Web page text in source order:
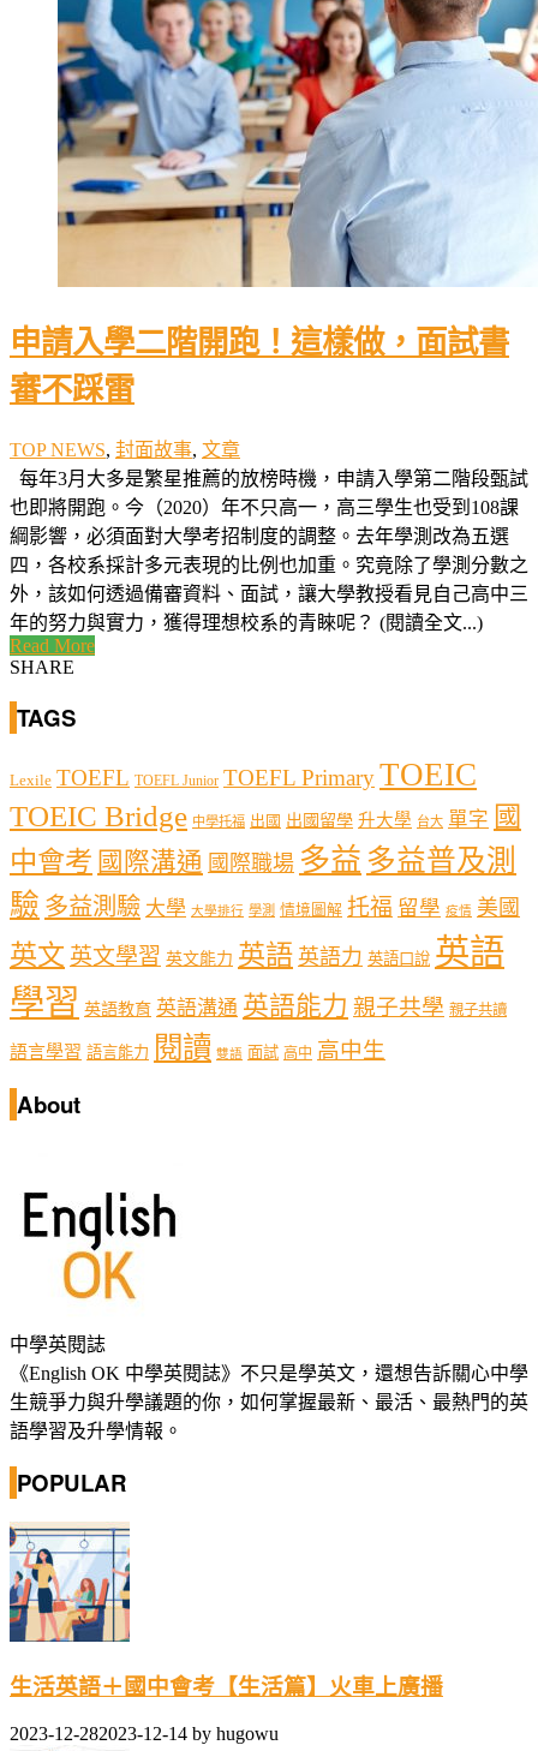
申請入學二階開跑！這樣做，面試書
審不踩雷
TOP NEWS, 封面故事, 文章
每年3月大多是繁星推薦的放榜時機，申請入學第二階段甄試
也即將開跑。今（2020）年不只高一，高三學生也受到108課
綱影響，必須面對大學考招制度的調整。去年學測改為五選
四，各校系採計多元表現的比例也加重。究竟除了學測分數之
外，該如何透過備審資料、面試，讓大學教授看見自己高中三
年的努力與實力，獲得理想校系的青睞呢？ (閱讀全文...)
Read More
SHARE
TAGS
Lexile TOEFL TOEFL Junior TOEFL PrimaryTOEIC
TOEIC Bridge 中學托福 出國 出國留學 升大學 台大 單字 國
中會考 國際溝通 國際職場 多益 多益普及測
驗 多益測驗 大學 大學排行 學測 情境圖解 托福 留學 疫情 美國
英文 英文學習 英文能力 英語 英語力 英語口說 英語
學習 英語教育 英語溝通 英語能力 親子共學 親子共讀
語言學習 語言能力 閱讀 雙語 面試 高中 高中生
About
中學英閱誌
《English OK 中學英閱誌》不只是學英文，還想告訴關心中學
生競爭力與升學議題的你，如何掌握最新、最活、最熱門的英
語學習及升學情報。
POPULAR
生活英語＋國中會考【生活篇】火車上廣播
2023-12-282023-12-14 by hugowu